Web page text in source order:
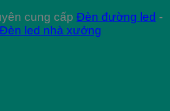
cung cấp Đèn đường led -
Đèn led nhà xưởng